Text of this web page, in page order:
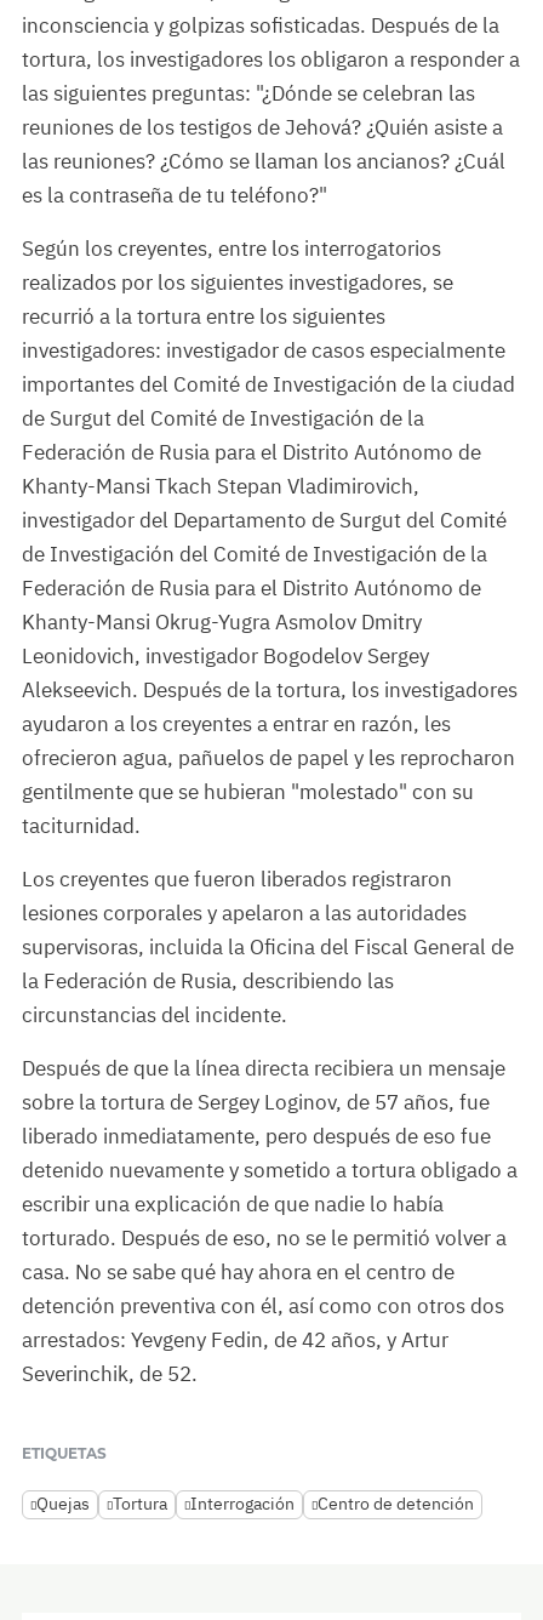
inconsciencia y golpizas sofisticadas. Después de la
tortura, los investigadores los obligaron a responder a
las siguientes preguntas: "¿Dónde se celebran las
reuniones de los testigos de Jehová? ¿Quién asiste a
las reuniones? ¿Cómo se llaman los ancianos? ¿Cuál
es la contraseña de tu teléfono?"
Según los creyentes, entre los interrogatorios
realizados por los siguientes investigadores, se
recurrió a la tortura entre los siguientes
investigadores: investigador de casos especialmente
importantes del Comité de Investigación de la ciudad
de Surgut del Comité de Investigación de la
Federación de Rusia para el Distrito Autónomo de
Khanty-Mansi Tkach Stepan Vladimirovich,
investigador del Departamento de Surgut del Comité
de Investigación del Comité de Investigación de la
Federación de Rusia para el Distrito Autónomo de
Khanty-Mansi Okrug-Yugra Asmolov Dmitry
Leonidovich, investigador Bogodelov Sergey
Alekseevich. Después de la tortura, los investigadores
ayudaron a los creyentes a entrar en razón, les
ofrecieron agua, pañuelos de papel y les reprocharon
gentilmente que se hubieran "molestado" con su
taciturnidad.
Los creyentes que fueron liberados registraron
lesiones corporales y apelaron a las autoridades
supervisoras, incluida la Oficina del Fiscal General de
la Federación de Rusia, describiendo las
circunstancias del incidente.
Después de que la línea directa recibiera un mensaje
sobre la tortura de Sergey Loginov, de 57 años, fue
liberado inmediatamente, pero después de eso fue
detenido nuevamente y sometido a tortura obligado a
escribir una explicación de que nadie lo había
torturado. Después de eso, no se le permitió volver a
casa. No se sabe qué hay ahora en el centro de
detención preventiva con él, así como con otros dos
arrestados: Yevgeny Fedin, de 42 años, y Artur
Severinchik, de 52.
ETIQUETAS
Quejas Tortura Interrogación Centro de detención